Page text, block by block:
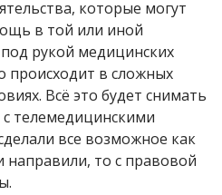
которые могут
в той или иной
рукой медицинских
происходит в сложных
Всё это будет снимать
телемедицинскими
все возможное как
направили, то с правовой